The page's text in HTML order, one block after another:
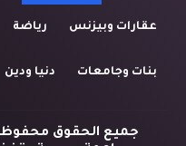
عقارات وبيزنس رياضة
بنات وجامعات دنيا ودين
جميع الحقوق